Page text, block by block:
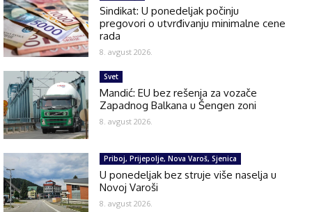
Sindikat: U ponedeljak počinju
pregovori o utvrđivanju minimalne cene
rada
8. avgust 2026.
Svet
Mandić: EU bez rešenja za vozače
Zapadnog Balkana u Šengen zoni
8. avgust 2026.
Priboj, Prijepolje, Nova Varoš, Sjenica
U ponedeljak bez struje više naselja u
Novoj Varoši
8. avgust 2026.